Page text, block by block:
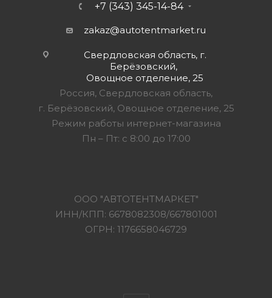
+7 (343) 345-14-84
zakaz@autotentmarket.ru
Свердловская область, г.
Берёзовский,
Овощное отделение, 25
Россия, Свердловская область,
г. Берёзовский, Овощное отделение, 25
Режим работы интернет-магазина
Пн – Пт: с 8:00 до 17:00
ООО "АВТОТЕНТМАРКЕТ"
ИНН/КПП: 6678082308/667801001
ОГРН: 1176658046729